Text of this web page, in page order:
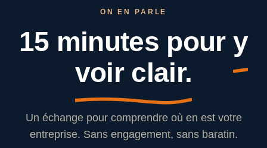
ON EN PARLE
15 minutes pour y
voir clair.
Un échange pour comprendre où en est votre
entreprise. Sans engagement, sans baratin.